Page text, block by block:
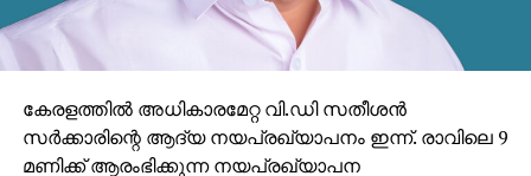
കേരളത്തില്‍ അധികാരമേറ്റ വി.ഡി സതീശന്‍
സര്‍ക്കാരിന്റെ ആദ്യ നയപ്രഖ്യാപനം ഇന്ന്. രാവിലെ 9
മണിക്ക് ആരംഭിക്കുന്ന നയപ്രഖ്യാപന